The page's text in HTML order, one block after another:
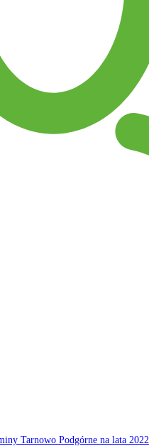
Tarnowo Podgórne na lata